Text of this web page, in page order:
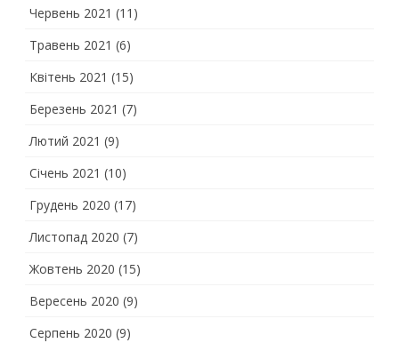
Червень 2021 (11)
Травень 2021 (6)
Квітень 2021 (15)
Березень 2021 (7)
Лютий 2021 (9)
Січень 2021 (10)
Грудень 2020 (17)
Листопад 2020 (7)
Жовтень 2020 (15)
Вересень 2020 (9)
Серпень 2020 (9)